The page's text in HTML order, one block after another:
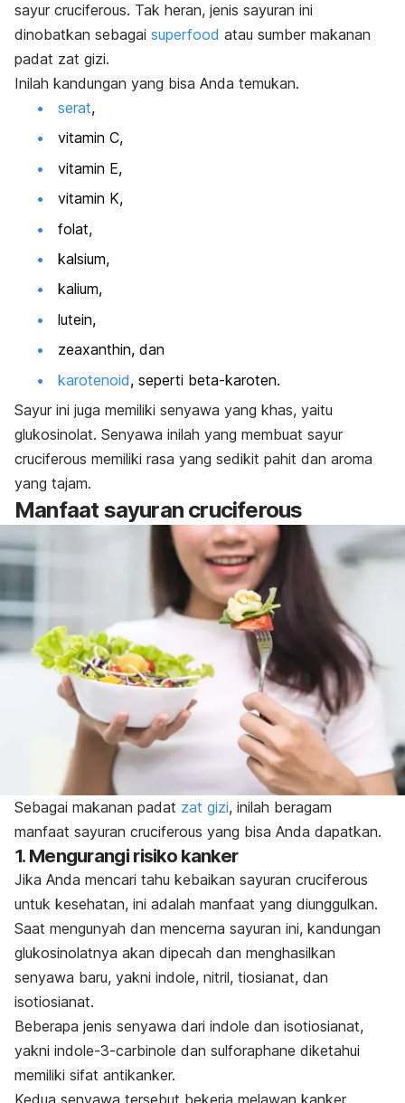
sayur cruciferous. Tak heran, jenis sayuran ini
dinobatkan sebagai superfood atau sumber makanan
padat zat gizi.
Inilah kandungan yang bisa Anda temukan.
serat,
vitamin C,
vitamin E,
vitamin K,
folat,
kalsium,
kalium,
lutein,
zeaxanthin, dan
karotenoid, seperti beta-karoten.
Sayur ini juga memiliki senyawa yang khas, yaitu
glukosinolat. Senyawa inilah yang membuat sayur
cruciferous memiliki rasa yang sedikit pahit dan aroma
yang tajam.
Manfaatsayuran cruciferous
Sebagai makanan padat zat gizi, inilah beragam
manfaat sayuran cruciferous yang bisa Anda dapatkan.
1. Mengurangi risiko kanker
Jika Anda mencari tahu kebaikan sayuran cruciferous
untuk kesehatan, ini adalah manfaat yang diunggulkan.
Saat mengunyah dan mencerna sayuran ini, kandungan
glukosinolatnya akan dipecah dan menghasilkan
senyawa baru, yakni indole, nitril, tiosianat, dan
isotiosianat.
Beberapa jenis senyawa dari indole dan isotiosianat,
yakni indole-3-carbinole dan sulforaphane diketahui
memiliki sifat antikanker.